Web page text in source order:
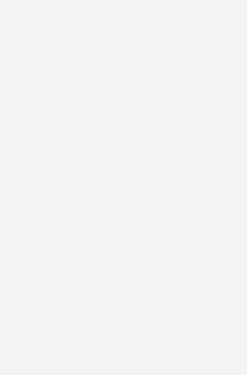
und Kriterien sowie Mechanismen, wie die
werden.
dem Bewerbungsprozess selbst aus?
schauen und die
an. Wir designen auch Assessment
dieses in den Vertragsverhandlungen. Danach
noch in den ersten sechs Monate im
Onboarding der neuen Mitarbeiter:innen.
Vertragsverhandlungen erfolgreich waren,
sein, dass die Person doch nicht passt.
von rechts nach links“
geht, können Sie auch Unternehmen
nur auf der Ebene des White Collar
Bereich bieten wir Recruiting-as-a-Service-